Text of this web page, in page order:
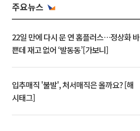
주요뉴스
22일 만에 다시 문 연 홈플러스…정상화 바
쁜데 재고 없어 ‘발동동’[가보니]
입추매직 '불발', 처서매직은 올까요? [해
시태그]